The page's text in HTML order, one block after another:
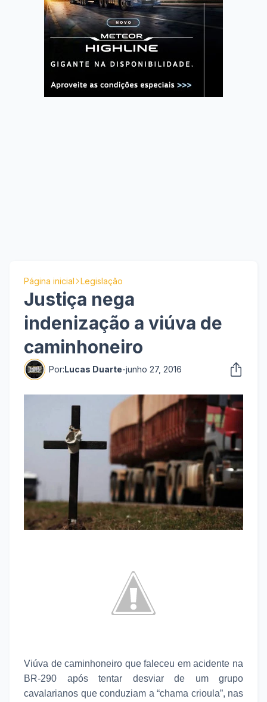
Página inicial Legislação
Justiça nega
indenização a viúva de
caminhoneiro
Por:Lucas Duarte-junho 27, 2016
Viúva de caminhoneiro que faleceu em acidente na
BR-290 após tentar desviar de um grupo
cavalarianos que conduziam a “chama crioula”, nas